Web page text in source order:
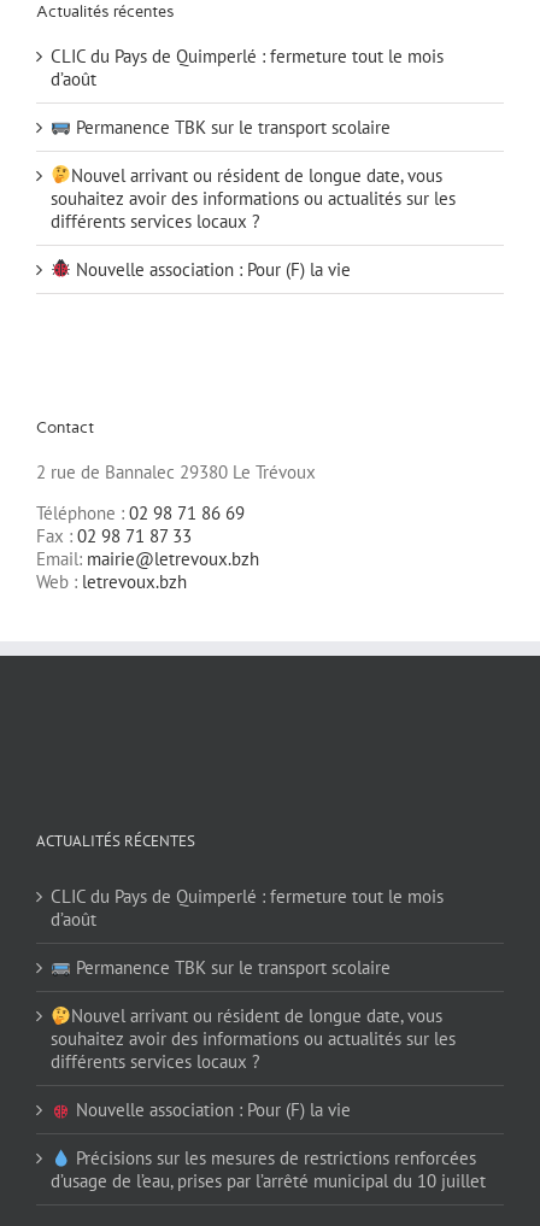
Actualités récentes
CLIC du Pays de Quimperlé : fermeture tout le mois
d’août
Permanence TBK sur le transport scolaire
Nouvel arrivant ou résident de longue date, vous
souhaitez avoir des informations ou actualités sur les
différents services locaux ?
Nouvelle association : Pour (F) la vie
Contact
2 rue de Bannalec 29380 Le Trévoux
Téléphone : 02 98 71 86 69
Fax : 02 98 71 87 33
Email: mairie@letrevoux.bzh
Web : letrevoux.bzh
ACTUALITÉS RÉCENTES
CLIC du Pays de Quimperlé : fermeture tout le mois
d’août
Permanence TBK sur le transport scolaire
Nouvel arrivant ou résident de longue date, vous
souhaitez avoir des informations ou actualités sur les
différents services locaux ?
Nouvelle association : Pour (F) la vie
Précisions sur les mesures de restrictions renforcées
d’usage de l’eau, prises par l’arrêté municipal du 10 juillet